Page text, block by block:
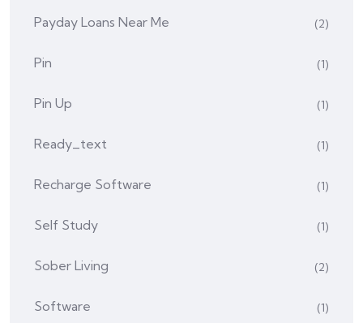
Payday Loans Near Me (2)
Pin (1)
Pin Up (1)
Ready_text (1)
Recharge Software (1)
Self Study (1)
Sober Living (2)
Software (1)